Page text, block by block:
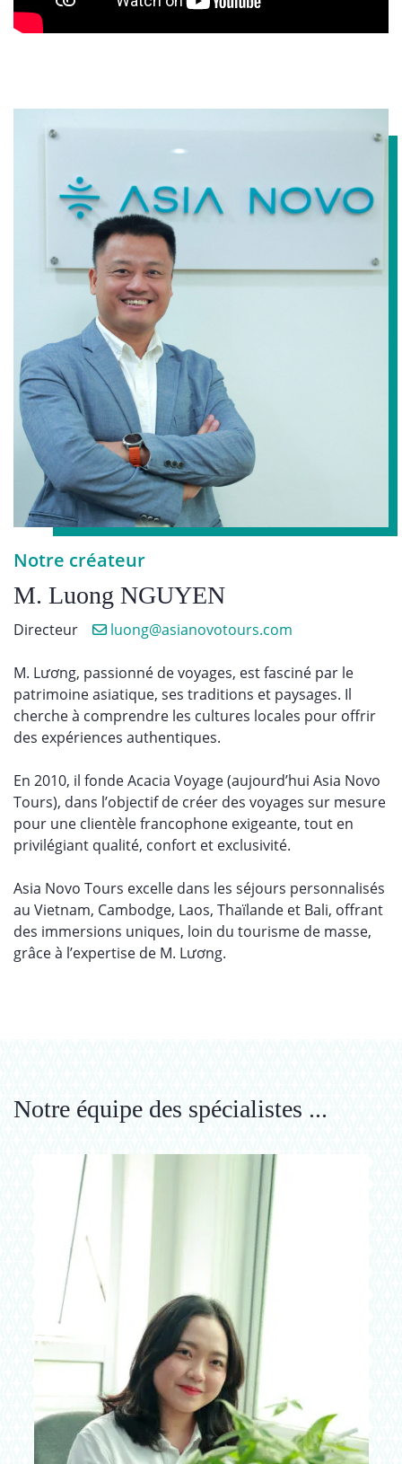
Notre créateur
M. Luong NGUYEN
Directeur luong@asianovotours.com
M. Lương, passionné de voyages, est fasciné par le
patrimoine asiatique, ses traditions et paysages. Il
cherche à comprendre les cultures locales pour offrir
des expériences authentiques.
En 2010, il fonde Acacia Voyage (aujourd’hui Asia Novo
Tours), dans l’objectif de créer des voyages sur mesure
pour une clientèle francophone exigeante, tout en
privilégiant qualité, confort et exclusivité.
Asia Novo Tours excelle dans les séjours personnalisés
au Vietnam, Cambodge, Laos, Thaïlande et Bali, offrant
des immersions uniques, loin du tourisme de masse,
grâce à l’expertise de M. Lương.
Notre équipe des spécialistes ...